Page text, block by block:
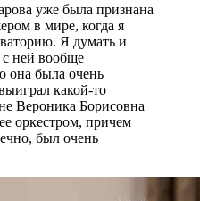
уже была признана
в мире, когда я
Я думать и
с ней вообще
она была очень
какой-то
Вероника Борисовна
оркестром, причем
был очень